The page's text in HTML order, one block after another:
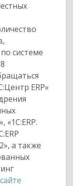
системе
ERP»
«1С:ERP.
а также